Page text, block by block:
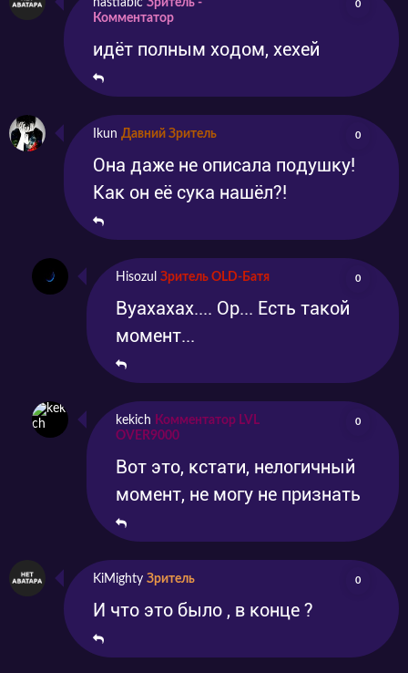
nastiabic Зритель -
Комментатор
0
идёт полным ходом, хехей
Ikun Давний Зритель 0
Она даже не описала подушку!
Как он её сука нашёл?!
Hisozul Зритель OLD-Батя 0
Вуахахах.... Ор... Есть такой
момент...
kekich Комментатор LVL
OVER9000
0
Вот это, кстати, нелогичный
момент, не могу не признать
KiMighty Зритель 0
И что это было , в конце ?